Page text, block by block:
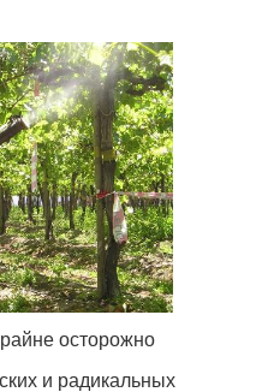
осторожно
и радикальных